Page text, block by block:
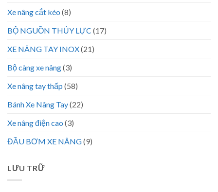
Xe nâng cắt kéo (8)
BỘ NGUỒN THỦY LỰC (17)
XE NÂNG TAY INOX(21)
Bộ càng xe nâng(3)
Xe nâng tay thấp (58)
Bánh Xe Nâng Tay(22)
Xe nâng điện cao (3)
ĐẦU BƠM XE NÂNG(9)
LƯU TRỮ